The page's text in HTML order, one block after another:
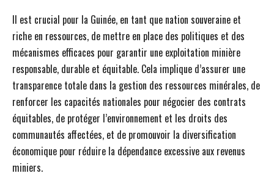
Il est crucial pour la Guinée, en tant que nation souveraine et
riche en ressources, de mettre en place des politiques et des
mécanismes efficaces pour garantir une exploitation minière
responsable, durable et équitable. Cela implique d’assurer une
transparence totale dans la gestion des ressources minérales, de
renforcer les capacités nationales pour négocier des contrats
équitables, de protéger l’environnement et les droits des
communautés affectées, et de promouvoir la diversification
économique pour réduire la dépendance excessive aux revenus
miniers.